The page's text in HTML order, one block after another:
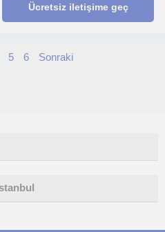
Ücretsiz iletişime geç
5 6 Sonraki